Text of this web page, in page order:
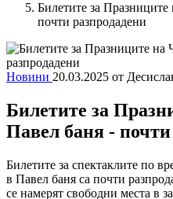
Билетите за
почти разпродадени
Новини 20.03.2025 от
Билетите за
Павел баня -
Билетите за спектаклите по
в Павел баня са почти
се намерят свободни места в